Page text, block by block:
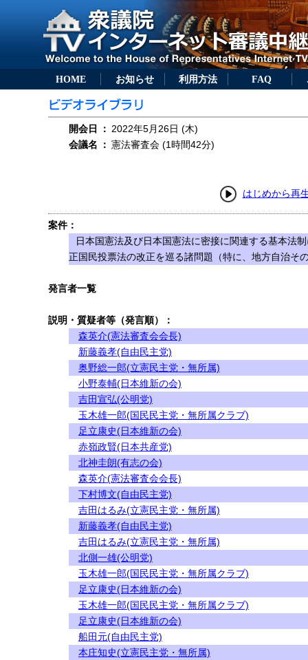
HOME お知らせ 利用方法 FAQ
開会日 ： 2022年5月26日 (木)
会議名
： 憲法審査会 (1時間42分)
はじめから再
案件：
日本国憲法及び日本国憲法に密接に関連する基本法
正国民投票法の改正を巡る諸問題（特に、地方自治そ
発言者一覧
説明・質疑者等（発言順）：
森英介(憲法審査会会長)
新藤義孝(自由民主党)
奥野総一郎(立憲民主党・無所属)
小野泰輔(日本維新の会)
吉田宣弘(公明党)
玉木雄一郎(国民民主党・無所属クラブ)
足立康史(日本維新の会)
赤嶺政賢(日本共産党)
北神圭朗(有志の会)
森英介(憲法審査会会長)
下村博文(自由民主党)
吉田はるみ(立憲民主党・無所属)
新藤義孝(自由民主党)
吉田はるみ(立憲民主党・無所属)
北側一雄(公明党)
玉木雄一郎(国民民主党・無所属クラブ)
足立康史(日本維新の会)
玉木雄一郎(国民民主党・無所属クラブ)
足立康史(日本維新の会)
船田元(自由民主党)
本庄知史(立憲民主党・無所属)